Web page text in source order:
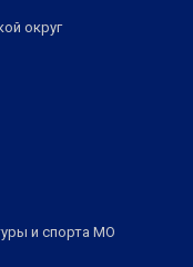
округ
и спорта МО